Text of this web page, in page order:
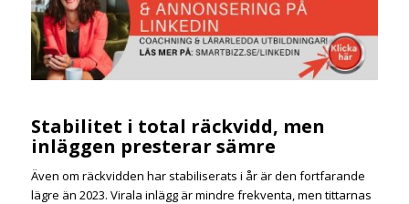
Stabilitet i total räckvidd, men
inläggen presterar sämre
Även om räckvidden har stabiliserats i år är den fortfarande
lägre än 2023. Virala inlägg är mindre frekventa, men tittarnas